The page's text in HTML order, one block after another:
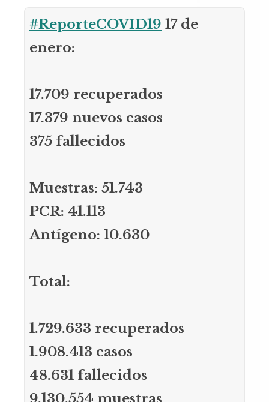
#ReporteCOVID19 17 de
enero:
17.709 recuperados
17.379 nuevos casos
375 fallecidos
Muestras: 51.743
PCR: 41.113
Antígeno: 10.630
Total:
1.729.633 recuperados
1.908.413 casos
48.631 fallecidos